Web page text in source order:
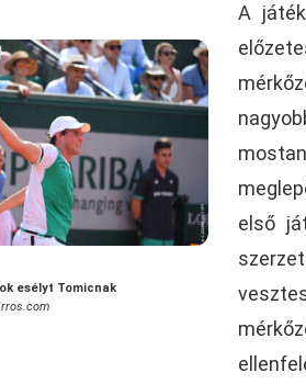
esélyt Tomicnak
A
első